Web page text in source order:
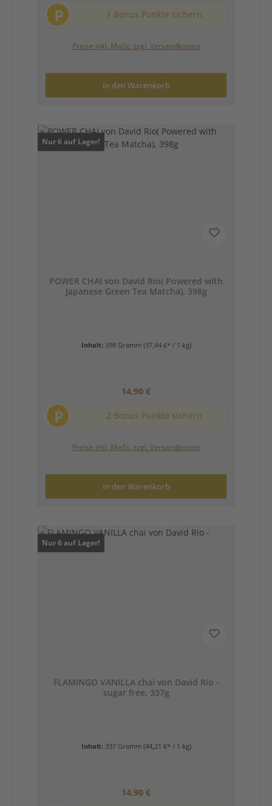
P 1 Bonus Punkte sichern
Preise inkl. MwSt. zzgl. Versandkosten
In den Warenkorb
Nur 6 auf Lager!
POWER CHAI von David Rio( Powered with
Japanese Green Tea Matcha), 398g
Inhalt: 398 Gramm (37,44 €* / 1 kg)
Regulärer Preis:
14,90 €
P 2 Bonus Punkte sichern
Preise inkl. MwSt. zzgl. Versandkosten
In den Warenkorb
Nur 6 auf Lager!
FLAMINGO VANILLA chai von David Rio -
sugar free, 337g
Inhalt: 337 Gramm (44,21 €* / 1 kg)
Regulärer Preis:
14,90 €